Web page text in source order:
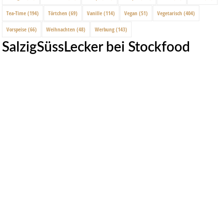
Tea-Time (194) Törtchen (69) Vanille (114) Vegan (51) Vegetarisch (404)
Vorspeise (66) Weihnachten (48) Werbung (143)
SalzigSüssLecker bei Stockfood